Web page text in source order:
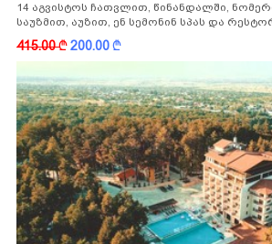
14 აგვისტოს ჩათვლით, წინანდალში,
საუზმით, აუზით, ენ სემონინ სპას და
ფასდაკლებით
415.00k200.00k